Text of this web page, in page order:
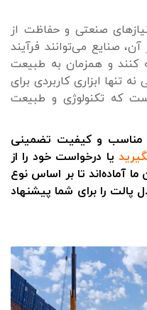
صنعتی و حفاظت از
صنایع می‌توانند فرآیند
کنند و همزمان به طبیعت
تنها ابزاری کاربردی برای
که تکنولوژی و طبیعت
مناسب و کیفیت تضمینی
یا درخواست خود را از
آماده‌اند تا بر اساس نوع
پالت را برای شما پیشنهاد